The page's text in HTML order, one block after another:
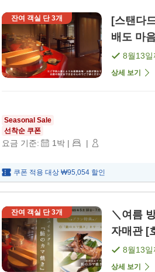
잔여 객실 단3개
[스탠다
배도 마
8월13일
상세 보기
Seasonal Sale
선착순 쿠폰
요금 기준: 1박 | |
쿠폰 적용 대상 ₩95,054 할인
잔여 객실 단3개
＼여름
자매관 [
8월13일
상세 보기